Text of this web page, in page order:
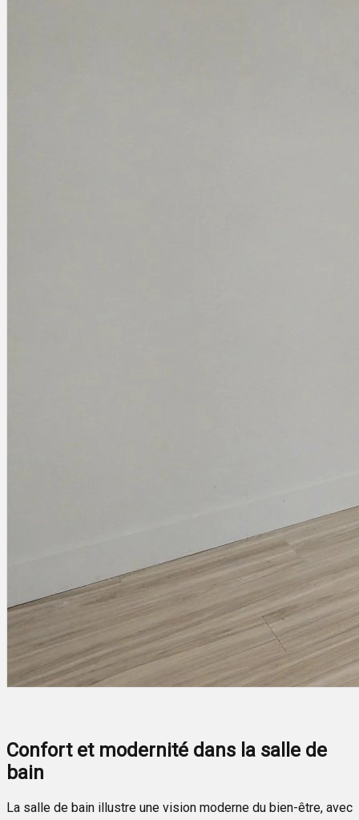
Confort et modernité dans la salle de
bain
La salle de bain illustre une vision moderne du bien-être, avec